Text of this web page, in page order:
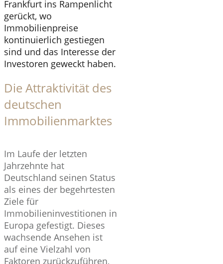
Frankfurt ins Rampenlicht
gerückt, wo
Immobilienpreise
kontinuierlich gestiegen
sind und das Interesse der
Investoren geweckt haben.
Die Attraktivität des
deutschen
Immobilienmarktes
Im Laufe der letzten
Jahrzehnte hat
Deutschland seinen Status
als eines der begehrtesten
Ziele für
Immobilieninvestitionen in
Europa gefestigt. Dieses
wachsende Ansehen ist
auf eine Vielzahl von
Faktoren zurückzuführen,